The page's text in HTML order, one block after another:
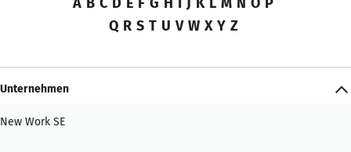
Q R S T U V W X Y Z
Unternehmen
New Work SE